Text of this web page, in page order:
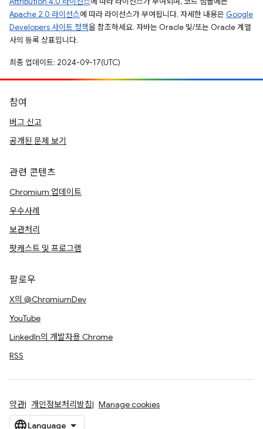
Apache 2.0 라이선스에 따라 라이선스가 부여됩니다. 자세한 내용은 Google
Developers 사이트 정책을 참조하세요. 자바는 Oracle 및/또는 Oracle 계열
사의 등록 상표입니다.
최종 업데이트: 2024-09-17(UTC)
참여
버그 신고
공개된 문제 보기
관련 콘텐츠
Chromium 업데이트
우수사례
보관처리
팟캐스트 및 프로그램
팔로우
X의 @ChromiumDev
YouTube
LinkedIn의 개발자용 Chrome
RSS
약관 개인정보처리방침 Manage cookies